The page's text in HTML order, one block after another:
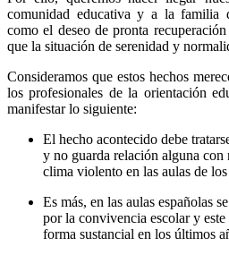
comunidad educativa y a la familia
como el deseo de pronta
que la situación de serenidad y
Consideramos que estos hechos
los profesionales de la orientación
manifestar lo siguiente:
El hecho acontecido debe
y no guarda relación alguna
clima violento en las aulas de
Es más, en las aulas españolas
por la convivencia escolar y
forma sustancial en los últimos